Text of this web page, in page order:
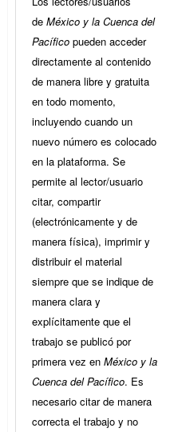
de México y la Cuenca del
Pacífico pueden acceder
directamente al contenido
de manera libre y gratuita
en todo momento,
incluyendo cuando un
nuevo número es colocado
en la plataforma. Se
permite al lector/usuario
citar, compartir
(electrónicamente y de
manera física), imprimir y
distribuir el material
siempre que se indique de
manera clara y
explícitamente que el
trabajo se publicó por
primera vez en México y la
Cuenca del Pacífico. Es
necesario citar de manera
correcta el trabajo y no